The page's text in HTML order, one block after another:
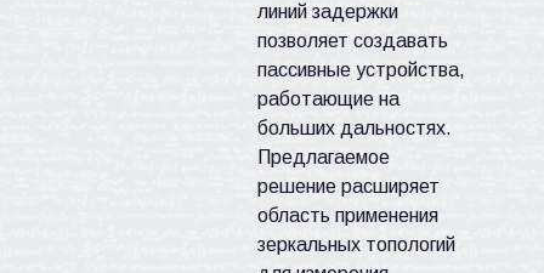
линий задержки
позволяет создавать
пассивные устройства,
работающие на
больших дальностях.
Предлагаемое
решение расширяет
область применения
зеркальных топологий